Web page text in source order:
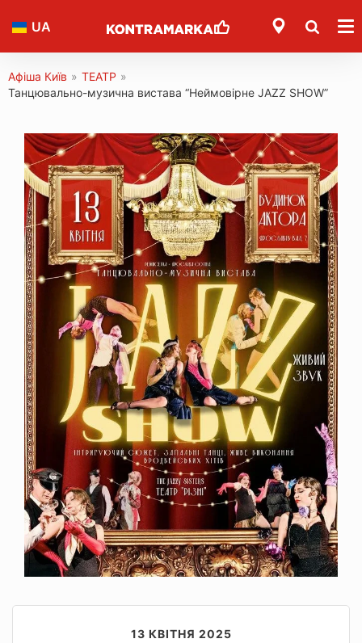
UA
Афіша Київ » ТЕАТР »
Танцювально-музична вистава “Неймовірне JAZZ SHOW”
13 КВІТНЯ 2025